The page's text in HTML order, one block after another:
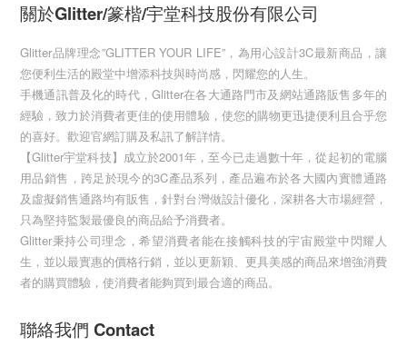
關於Glitter/篆楷/宇堂科技股份有限公司
Glitter品牌理念”GLITTER YOUR LIFE”，為用心設計3C最新商品，讓
您便利生活的殿堂中增添科技與時尚感，閃耀您的人生。
手機通訊普及化的時代，Glitter在各大通路門市及網站通路販售多年的
經驗，致力於消費者更佳的使用體驗，使您的購物更迅捷便利且合乎您
的喜好。歡迎官網訂購及私訊了解詳情。
【Glitter宇堂科技】成立於2001年，至今已走過數十年，從起初的電腦
用品銷售，跨足於現今的3C產品系列，產品遍布於各大國內實體通路
及虛擬銷售通路均有販售，針對台灣做設計優化，深耕各大市場經營，
只為堅持監製最優良的商品給予消費者。
Glitter秉持公司理念，希望消費者能在接觸科技的宇宙殿堂中閃耀人
生，並以最實惠的價格行銷，並以更新穎、更具美感的商品來增強消費
者的購買體驗，使消費者能夠買到最合適的商品。
聯絡我們 Contact